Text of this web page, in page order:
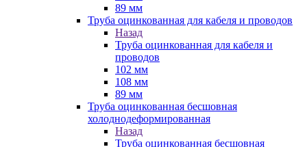
89 мм
Труба оцинкованная для кабеля и проводов
Назад
Труба оцинкованная для кабеля и
проводов
102 мм
108 мм
89 мм
Труба оцинкованная бесшовная
холоднодеформированная
Назад
Труба оцинкованная бесшовная